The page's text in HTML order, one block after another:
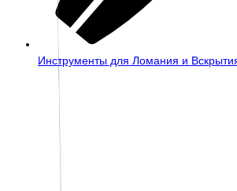
Инструменты для Ломания и